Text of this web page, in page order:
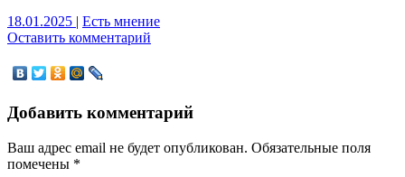
18.01.2025 | Есть мнение
Оставить комментарий
Добавить комментарий
Ваш адрес email не будет опубликован. Обязательные поля
помечены *